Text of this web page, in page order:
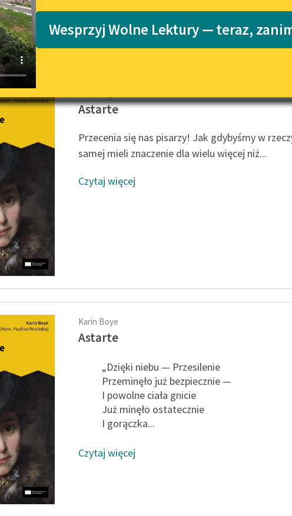
niepełnosprawnościami
literatury do słuchania dla
uczennic i uczniów z
niepełnosprawnościami
Wesprzyj Wolne Lektury — teraz,
Karin Boye
Astarte
Przecenia się nas pisarzy! Jak gdybyśmy w
samej mieli znaczenie dla wielu więcej niż...
Czytaj więcej
Karin Boye
Astarte
„Dzięki niebu — Przesilenie
Przeminęło już bezpiecznie —
I powolne ciała gnicie
Już minęło ostatecznie
I gorączka...
Czytaj więcej